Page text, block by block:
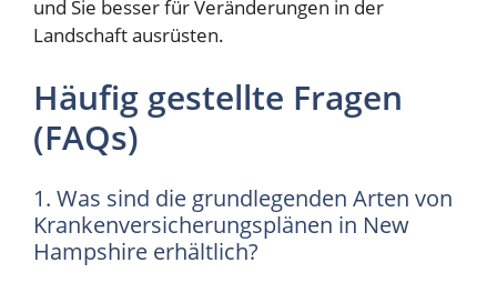
und Sie besser für Veränderungen in der
Landschaft ausrüsten.
Häufig gestellte Fragen
(FAQs)
1. Was sind die grundlegenden Arten von
Krankenversicherungsplänen in New
Hampshire erhältlich?